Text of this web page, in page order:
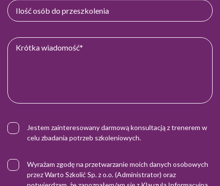
Jestem zainteresowany darmową konsultacją z trenerem w
celu zbadania potrzeb szkoleniowych.
Wyrażam zgodę na przetwarzanie moich danych osobowych
przez Warto Szkolić Sp. z o.o. (Administrator) oraz